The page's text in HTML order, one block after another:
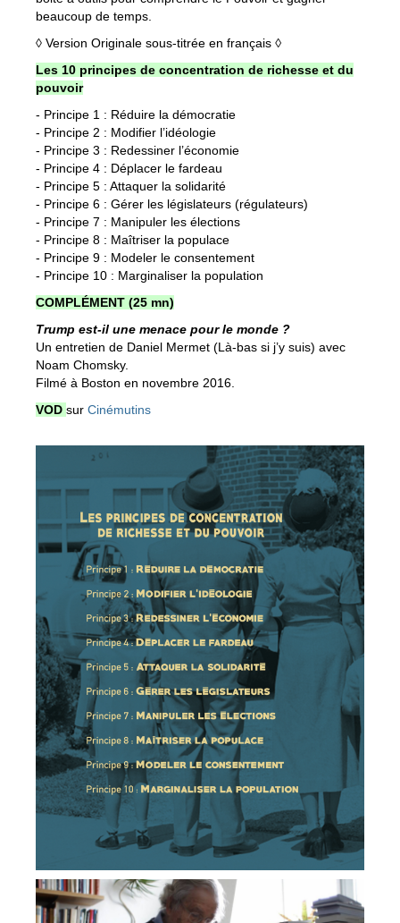
beaucoup de temps.
◊ Version Originale sous-titrée en français ◊
Les 10 principes de concentration de richesse et du
pouvoir
- Principe 1 : Réduire la démocratie
- Principe 2 : Modifier l’idéologie
- Principe 3 : Redessiner l’économie
- Principe 4 : Déplacer le fardeau
- Principe 5 : Attaquer la solidarité
- Principe 6 : Gérer les législateurs (régulateurs)
- Principe 7 : Manipuler les élections
- Principe 8 : Maîtriser la populace
- Principe 9 : Modeler le consentement
- Principe 10 : Marginaliser la population
COMPLÉMENT (25 mn)
Trump est-il une menace pour le monde ?
Un entretien de Daniel Mermet (Là-bas si j’y suis) avec
Noam Chomsky.
Filmé à Boston en novembre 2016.
VOD sur Cinémutins